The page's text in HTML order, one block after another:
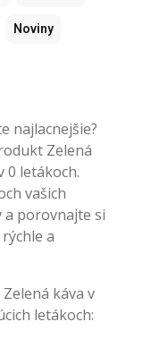
Noviny
najlacnejšie?
Zelená
0 letákoch.
vašich
a porovnajte si
a
káva v
letákoch: